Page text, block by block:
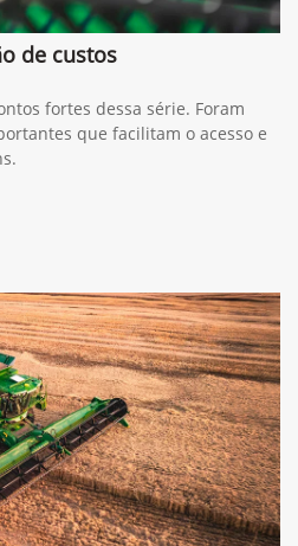
de custos
fortes dessa série. Foram
que facilitam o acesso e